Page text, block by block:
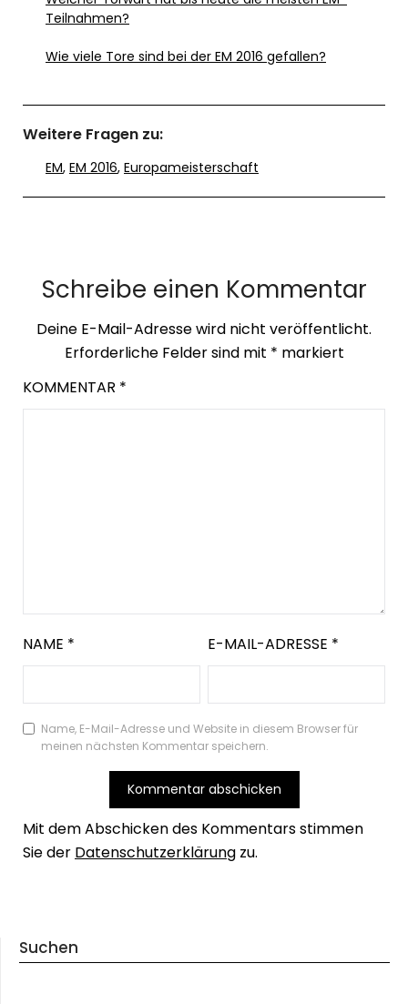
Teilnahmen?
Wie viele Tore sind bei der EM 2016 gefallen?
Weitere Fragen zu:
EM, EM 2016, Europameisterschaft
Schreibe einen Kommentar
Deine E-Mail-Adresse wird nicht veröffentlicht.
Erforderliche Felder sind mit * markiert
KOMMENTAR *
NAME * E-MAIL-ADRESSE *
Name, E-Mail-Adresse und Website in diesem Browser für
meinen nächsten Kommentar speichern.
Mit dem Abschicken des Kommentars stimmen
Sie der Datenschutzerklärung zu.
Suchen